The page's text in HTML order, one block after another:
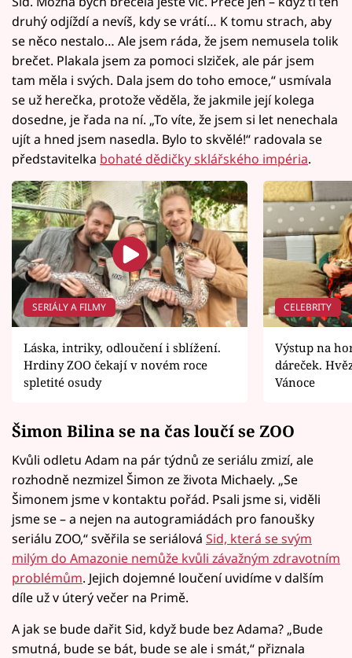
druhý odjíždí a nevíš, kdy se vrátí… K tomu strach, aby
se něco nestalo… Ale jsem ráda, že jsem nemusela tolik
brečet. Plakala jsem za pomoci slziček, ale pár jsem
tam měla i svých. Dala jsem do toho emoce,“ usmívala
se už herečka, protože věděla, že jakmile její kolega
dosedne, je řada na ní. „To víte, že jsem si let nenechala
ujít a hned jsem nasedla. Bylo to skvělé!“ radovala se
představitelka bohaté dědičky sklářského impéria.
SERIÁLY A FILMY
Láska, intriky, odloučení i sblížení.
Hrdiny ZOO čekají v novém roce
spletité osudy
CELEBRITY
Výstup na
dáreček.
Vánoce
Šimon Bilina se na čas loučí se ZOO
Kvůli odletu Adam na pár týdnů ze seriálu zmizí, ale
rozhodně nezmizel Šimon ze života Michaely. „Se
Šimonem jsme v kontaktu pořád. Psali jsme si, viděli
jsme se – a nejen na autogramiádách pro fanoušky
seriálu ZOO,“ svěřila se seriálová Sid, která se svým
milým do Amazonie nemůže kvůli závažným zdravotním
problémům. Jejich dojemné loučení uvidíme v dalším
díle už v úterý večer na Primě.
A jak se bude dařit Sid, když bude bez Adama? „Bude
smutná, bude se bát, bude se ale i smát,“ přiznala